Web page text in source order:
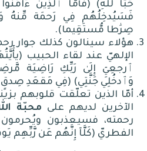
حُبّا لِّلَّهِ) (فَأَمَّا ٱلَّذِينَ
فَسَيُدخِلُهُم فِي رَحمَة مِّنهُ
صِرَٰطا مُّستَقِيما).
هؤلاء سينالون كذلك جوار
الإلهيّ عند لقاء الحبيب (
ٱرجعِيِٓ إِلَىٰ رَبِّكِ رَاضِيَة
وَٱدخُلِي جَنَّتِي) (فِي مَقعَدِ صِدقٍ
أمّا الذين تعلّقت قلوبهم
الآخرين لديهم على محبّة
رحمته، فسيعذبون
الفطريّ (كَلَّآ إِنَّهُم عَن رَّبِّهِم